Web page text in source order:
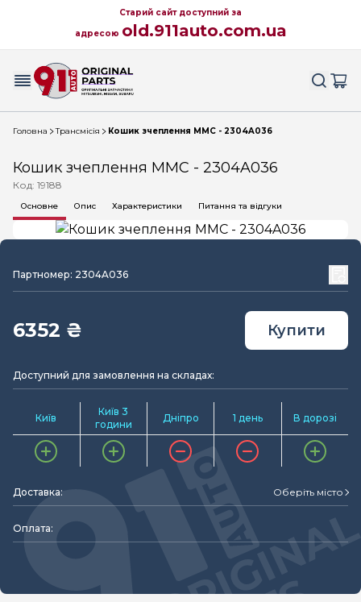
Старий сайт доступний за
адресою old.911auto.com.ua
Головна Трансмісія Кошик зчеплення MMC - 2304A036
Кошик зчеплення MMC - 2304A036
Код: 19188
Основне Опис Характеристики Питання та відгуки
Партномер: 2304A036
6352 ₴ Купити
Доступний для замовлення на складах:
Київ
Київ 3
години
Дніпро 1 день В дорозі
Доставка: Оберіть місто
Оплата: